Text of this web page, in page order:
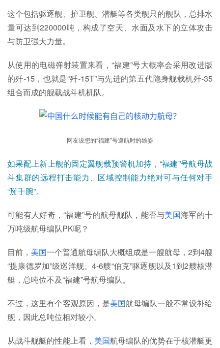
这个包括驱逐舰、护卫舰、潜艇等各类舰只的舰队，总排水
量可达到220000吨，构成了空天、水面及水下的立体攻击
与防卫强大力量。
从使用的电磁弹射装置来看，“福建”号大概率会采用改进版
的歼-15，也就是“歼-15T”与先进的第五代隐身舰载机歼-35
组合而成的舰载战斗机机队。
网友设想的“福建”号巡航时的雄姿
如果配上新上舰的固定翼舰载预警机加持，“福建”号航母战
斗集群的远程打击能力、区域控制能力绝对可与任何对手
“掰手腕”。
可能有人好奇，“福建”号的航母舰队，能否与美国海军的十
万吨级航母编队PK呢？
目前， 美国一个普通航母编队大概组成是一艘航母，2到4艘
“提康德罗加”级巡洋舰、4-6艘“伯克”驱逐舰以及1到2艘核潜
艇，总吨位不及“福建”号航母编队。
不过，这里有个客观原因，是美国航母编队一般不常设补给
舰，因此总吨位相对较小。
从战斗舰艇的性能上看， 美国航母编队的优势在于核潜艇更